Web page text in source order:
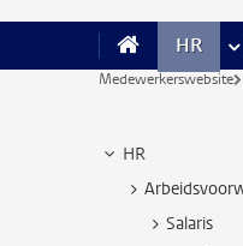
HR
Medewerkerswebsite
HR
Salaris